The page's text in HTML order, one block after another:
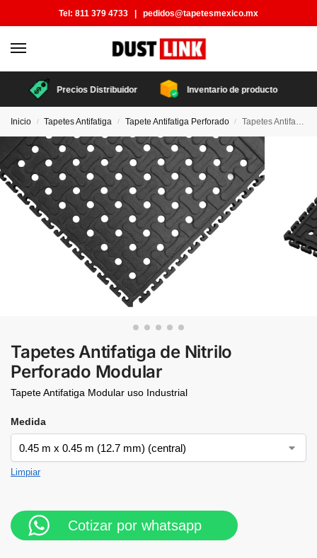
Tel: 811 379 4733 | pedidos@tapetesmexico.mx
Precios Distribuidor Inventario de producto
Inicio / Tapetes Antifatiga / Tapete Antifatiga Perforado / Tapetes Antifatiga de Nitrilo Perforado Modular
Tapetes Antifatiga de Nitrilo
Perforado Modular
Tapete Antifatiga Modular uso Industrial
Medida
Limpiar
Cotizar por whatsapp